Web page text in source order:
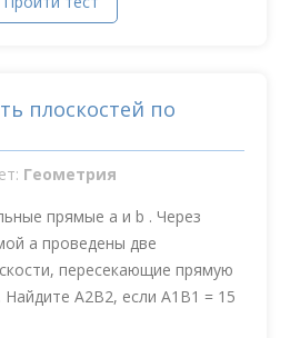
плоскостей по
Геометрия
прямые a и b . Через
a проведены две
пересекающие прямую
Найдите А2В2, если А1В1 = 15